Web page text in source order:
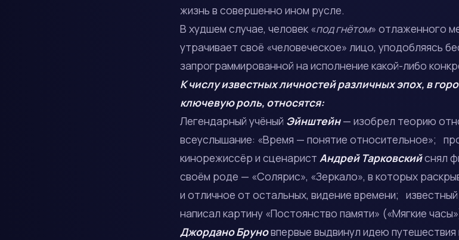
жизнь в совершенно ином русле.
В худшем случае, человек «под гнётом» отлаженного
утрачивает своё «человеческое» лицо, уподобляясь
запрограммированной на исполнение какой-либо
К числу известных личностей различных эпох, в
ключевую роль, относятся:
Легендарный учёный Эйнштейн— изобрел теорию
всеуслышание: «Время — понятие относительное»;
кинорежиссёр и сценарист Андрей Тарковскийснял
своём роде — «Солярис», «Зеркало», в которых
и отличное от остальных, видение времени;
написал картину «Постоянство памяти» («Мягкие
Джордано Бруновпервые выдвинул идею путешествия